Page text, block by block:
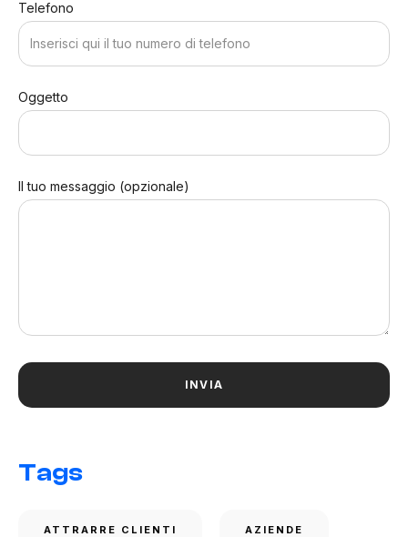
Telefono
Oggetto
Il tuo messaggio (opzionale)
Tags
ATTRARRE CLIENTI AZIENDE